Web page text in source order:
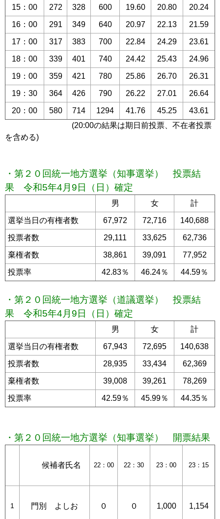
15：00 272 328 600 19.60 20.80 20.24
16：00 291 349 640 20.97 22.13 21.59
17：00 317 383 700 22.84 24.29 23.61
18：00 339 401 740 24.42 25.43 24.96
19：00 359 421 780 25.86 26.70 26.31
19：30 364 426 790 26.22 27.01 26.64
20：00 580 714 1294 41.76 45.25
43.61
(20:00の結果は期日前投票、不在者投票
を含める)
・第２０回統一地方選挙（知事選挙） 投票結
果 令和5年4月9日（日）確定
男 女 計
選挙当日の有権者数 67,972 72,716 140,688
投票者数 29,111 33,625 62,736
棄権者数 38,861 39,091 77,952
投票率 42.83％ 46.24％ 44.59％
・第２０回統一地方選挙（道議選挙） 投票結
果 令和5年4月9日（日）確定
男 女 計
選挙当日の有権者数 67,943 72,695 140,638
投票者数 28,935 33,434 62,369
棄権者数 39,008 39,261 78,269
投票率 42.59％ 45.99％ 44.35％
・第２０回統一地方選挙（知事選挙） 開票結果
候補者氏名 22：00 22：30 23：00 23：15
1 門別 よしお ０ ０ 1,000 1,154